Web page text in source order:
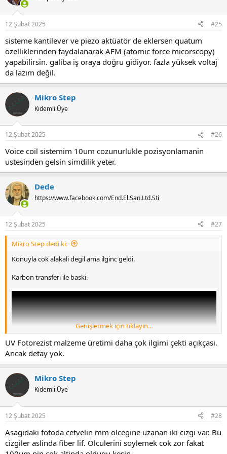
12 Şubat 2025 #25
sisteme kantilever ve piezo aktüatör de eklersen quatum
özelliklerinden faydalanarak AFM (atomic force micorscopy)
yapabilirsin. galiba iş oraya doğru gidiyor. fazla yüksek voltaj
da lazım değil.
Mikro Step
Kıdemli Üye
12 Şubat 2025 #26
Voice coil sistemim 10um cozunurlukle pozisyonlamanin
ustesinden gelsin simdilik yeter.
Dede
https://www.facebook.com/End.El.San.Ltd.Sti
12 Şubat 2025 #27
Mikro Step dedi ki:
Konuyla cok alakali degil ama ilginc geldi.
Karbon transferi ile baski.
Genişletmek için tıklayın...
UV Fotorezist malzeme üretimi daha çok ilgimi çekti açıkçası.
Ancak detay yok.
Mikro Step
Kıdemli Üye
12 Şubat 2025 #28
Asagidaki fotoda cetvelin mm olcegine uzanan iki cizgi var. Bu
cizgiler aslinda fiber lif. Olculerini soylemek cok zor fakat